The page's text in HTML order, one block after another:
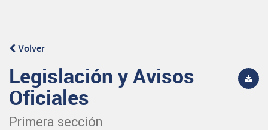
Volver
Legislación y Avisos
Oficiales
Primera sección